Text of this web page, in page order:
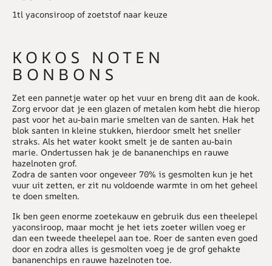
1tl yaconsiroop of zoetstof naar keuze
KOKOS NOTEN
BONBONS
Zet een pannetje water op het vuur en breng dit aan de kook.
Zorg ervoor dat je een glazen of metalen kom hebt die hierop
past voor het au-bain marie smelten van de santen. Hak het
blok santen in kleine stukken, hierdoor smelt het sneller
straks. Als het water kookt smelt je de santen au-bain
marie. Ondertussen hak je de bananenchips en rauwe
hazelnoten grof.
Zodra de santen voor ongeveer 70% is gesmolten kun je het
vuur uit zetten, er zit nu voldoende warmte in om het geheel
te doen smelten.
Ik ben geen enorme zoetekauw en gebruik dus een theelepel
yaconsiroop, maar mocht je het iets zoeter willen voeg er
dan een tweede theelepel aan toe. Roer de santen even goed
door en zodra alles is gesmolten voeg je de grof gehakte
bananenchips en rauwe hazelnoten toe.